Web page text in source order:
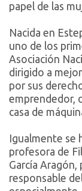
papel de las
Nacida en
uno de los
Asociación
dirigido a
por sus
emprendedor,
casa de
Igualmente se
profesora de
García
responsable